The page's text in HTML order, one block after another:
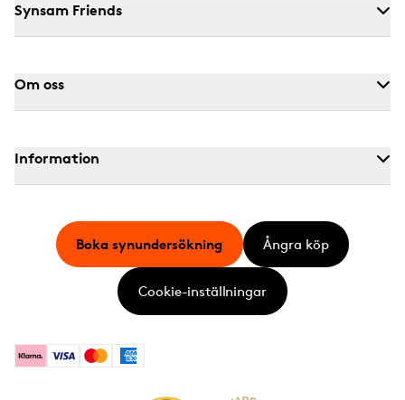
Synsam Friends
Om oss
Information
KlarnaVisa MastercardAmerican Express
Boka synundersökning Ångra köp
Cookie-inställningar